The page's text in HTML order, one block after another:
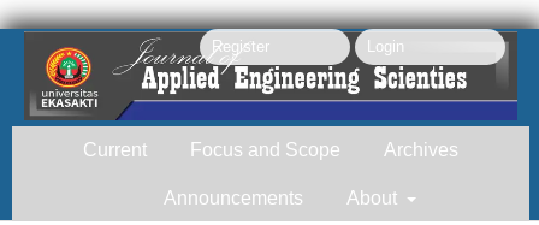
Current Focus and Scope Archives
Announcements About
Register Login